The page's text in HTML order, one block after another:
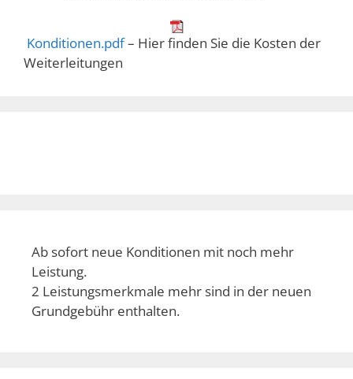
Konditionen.pdf– Hier finden Sie die Kosten der
Weiterleitungen
Ab sofort neue Konditionen mit noch mehr
Leistung.
2 Leistungsmerkmale mehr sind in der neuen
Grundgebühr enthalten.